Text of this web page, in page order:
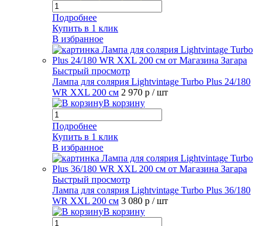
Подробнее
Купить в 1 клик
В избранное
Быстрый просмотр
Лампа для солярия Lightvintage Turbo Plus 24/180
WR XXL 200 см 2 970 р / шт
В корзину
Подробнее
Купить в 1 клик
В избранное
Быстрый просмотр
Лампа для солярия Lightvintage Turbo Plus 36/180
WR XXL 200 см 3 080 р / шт
В корзину